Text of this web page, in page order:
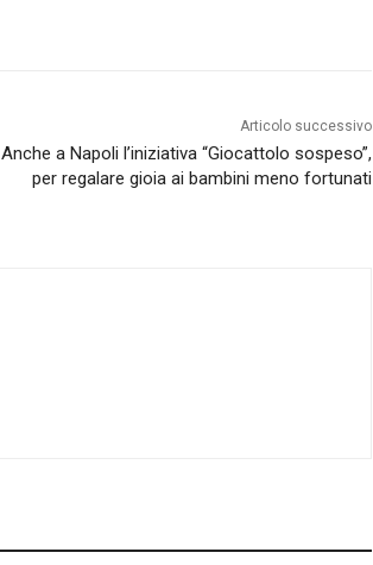
Articolo successivo
Anche a Napoli l’iniziativa “Giocattolo sospeso”,
per regalare gioia ai bambini meno fortunati